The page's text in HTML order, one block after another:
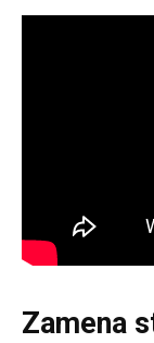
Zamena